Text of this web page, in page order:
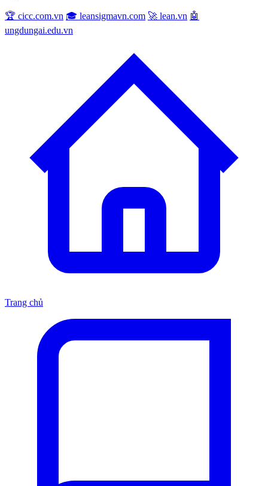
🏆 cicc.com.vn 🎓 leansigmavn.com 🚀 lean.vn 🤖
ungdungai.edu.vn
Trang chủ